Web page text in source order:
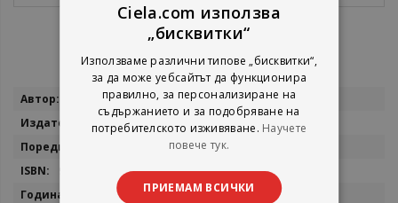
Повече
Джим Бъчър
Колибри
Досиетата Дрезден
9786191502837
2014
Ciela.com използва
„бисквитки“
Използваме различни типове „бисквитки“,
за да може уебсайтът да функционира
правилно, за персонализиране на
съдържанието и за подобряване на
потребителското изживяване. Научете
повече тук.
ПРИЕМАМ ВСИЧКИ